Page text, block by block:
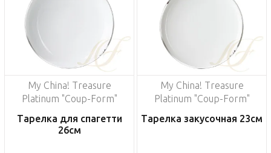
My China! Treasure
Platinum "Coup-Form"
Тарелка для спагетти
26см
My China! Treasure
Platinum "Coup-Form"
Тарелка закусочная 23см